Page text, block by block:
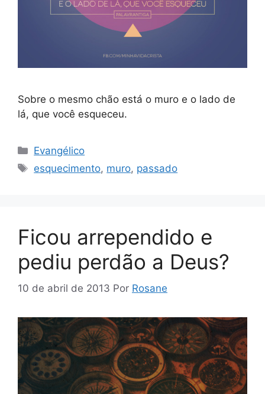
Sobre o mesmo chão está o muro e o lado de
lá, que você esqueceu.
Categorias
Evangélico
Tags
esquecimento, muro, passado
Ficou arrependido e
pediu perdão a Deus?
10 de abril de 2013 Por Rosane